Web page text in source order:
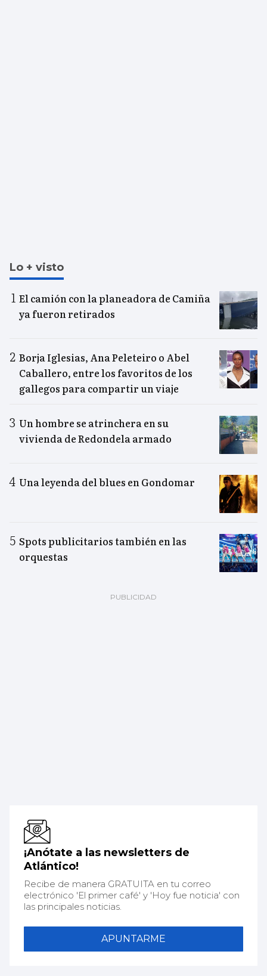
Lo + visto
El camión con la planeadora de Camiña
ya fueron retirados
Borja Iglesias, Ana Peleteiro o Abel
Caballero, entre los favoritos de los
gallegos para compartir un viaje
Un hombre se atrinchera en su
vivienda de Redondela armado
Una leyenda del blues en Gondomar
Spots publicitarios también en las
orquestas
¡Anótate a las newsletters de
Atlántico!
Recibe de manera GRATUITA en tu correo
electrónico 'El primer café' y 'Hoy fue noticia' con
las principales noticias.
APUNTARME